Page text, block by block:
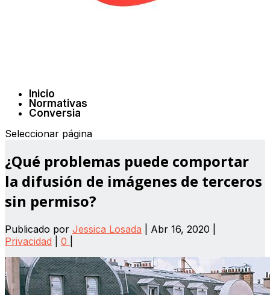
Inicio
Normativas
Conversia
Seleccionar página
¿Qué problemas puede comportar
la difusión de imágenes de terceros
sin permiso?
Publicado por Jessica Losada Abr 16, 2020
Privacidad
0